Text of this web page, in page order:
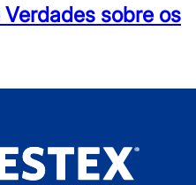
sobre os